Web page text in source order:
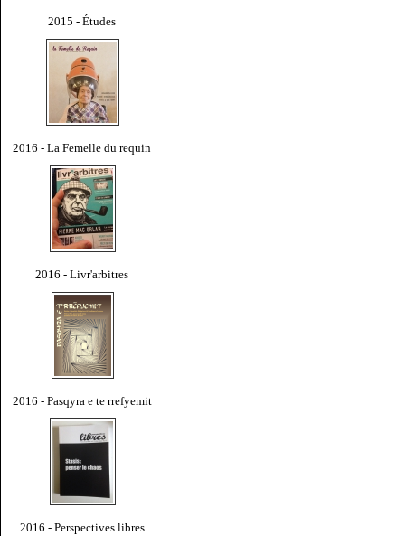
2015 - Études
2016 - La Femelle du requin
2016 - Livr'arbitres
2016 - Pasqyra e te rrefyemit
2016 - Perspectives libres